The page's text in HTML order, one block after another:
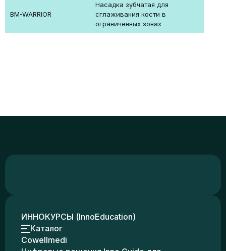
BM-WARRIOR
Насадка зубчатая для
сглаживания кости в
ограниченных зонах
ИННОКУРСЫ (InnoEducation)
Каталог
Cowellmedi